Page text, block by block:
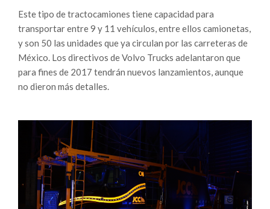
Este tipo de tractocamiones tiene capacidad para
transportar entre 9 y 11 vehículos, entre ellos camionetas,
y son 50 las unidades que ya circulan por las carreteras de
México. Los directivos de Volvo Trucks adelantaron que
para fines de 2017 tendrán nuevos lanzamientos, aunque
no dieron más detalles.